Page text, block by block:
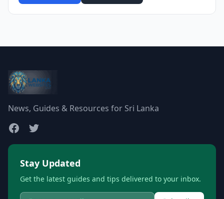
News, Guides & Resources for Sri Lanka
Stay Updated
Get the latest guides and tips delivered to your inbox.